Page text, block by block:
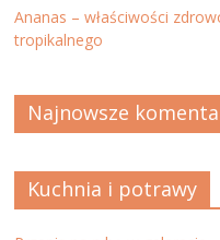
Ananas – właściwości
tropikalnego
Najnowsze
Kuchnia i potrawy